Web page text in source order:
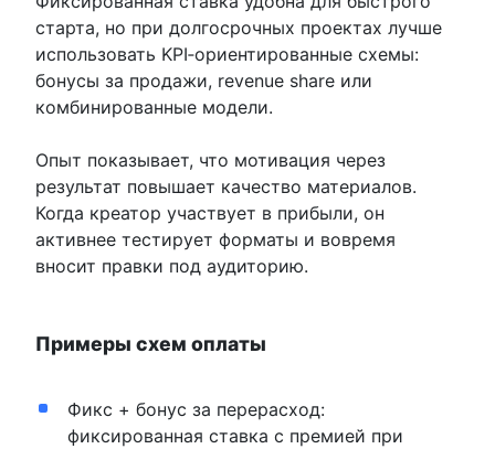
старта, но при долгосрочных проектах лучше
использовать KPI‑ориентированные схемы:
бонусы за продажи, revenue share или
комбинированные модели.
Опыт показывает, что мотивация через
результат повышает качество материалов.
Когда креатор участвует в прибыли, он
активнее тестирует форматы и вовремя
вносит правки под аудиторию.
Примеры схем оплаты
Фикс + бонус за перерасход:
фиксированная ставка с премией при